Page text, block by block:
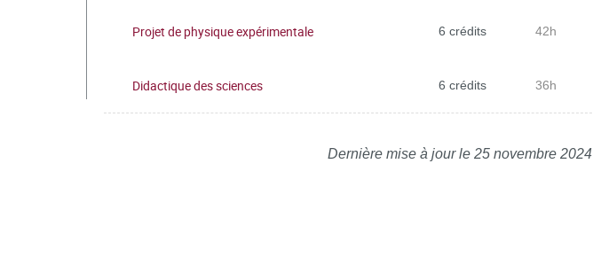
Projet de physique expérimentale 6 crédits 42h
Didactique des sciences 6 crédits 36h
Dernière mise à jour le 25 novembre 2024